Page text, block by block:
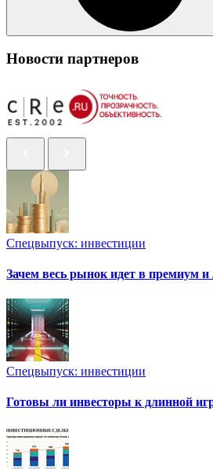
Новости партнеров
Спецвыпуск: инвестиции
Зачем весь рынок идет в премиум
Спецвыпуск: инвестиции
Готовы ли инвесторы к длинной